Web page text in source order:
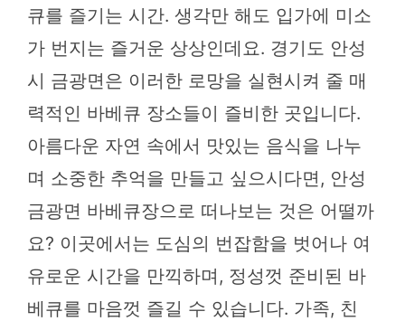
큐를 즐기는 시간. 생각만 해도 입가에 미소
가 번지는 즐거운 상상인데요. 경기도 안성
시 금광면은 이러한 로망을 실현시켜 줄 매
력적인 바베큐 장소들이 즐비한 곳입니다.
아름다운 자연 속에서 맛있는 음식을 나누
며 소중한 추억을 만들고 싶으시다면, 안성
금광면 바베큐장으로 떠나보는 것은 어떨까
요? 이곳에서는 도심의 번잡함을 벗어나 여
유로운 시간을 만끽하며, 정성껏 준비된 바
베큐를 마음껏 즐길 수 있습니다. 가족, 친